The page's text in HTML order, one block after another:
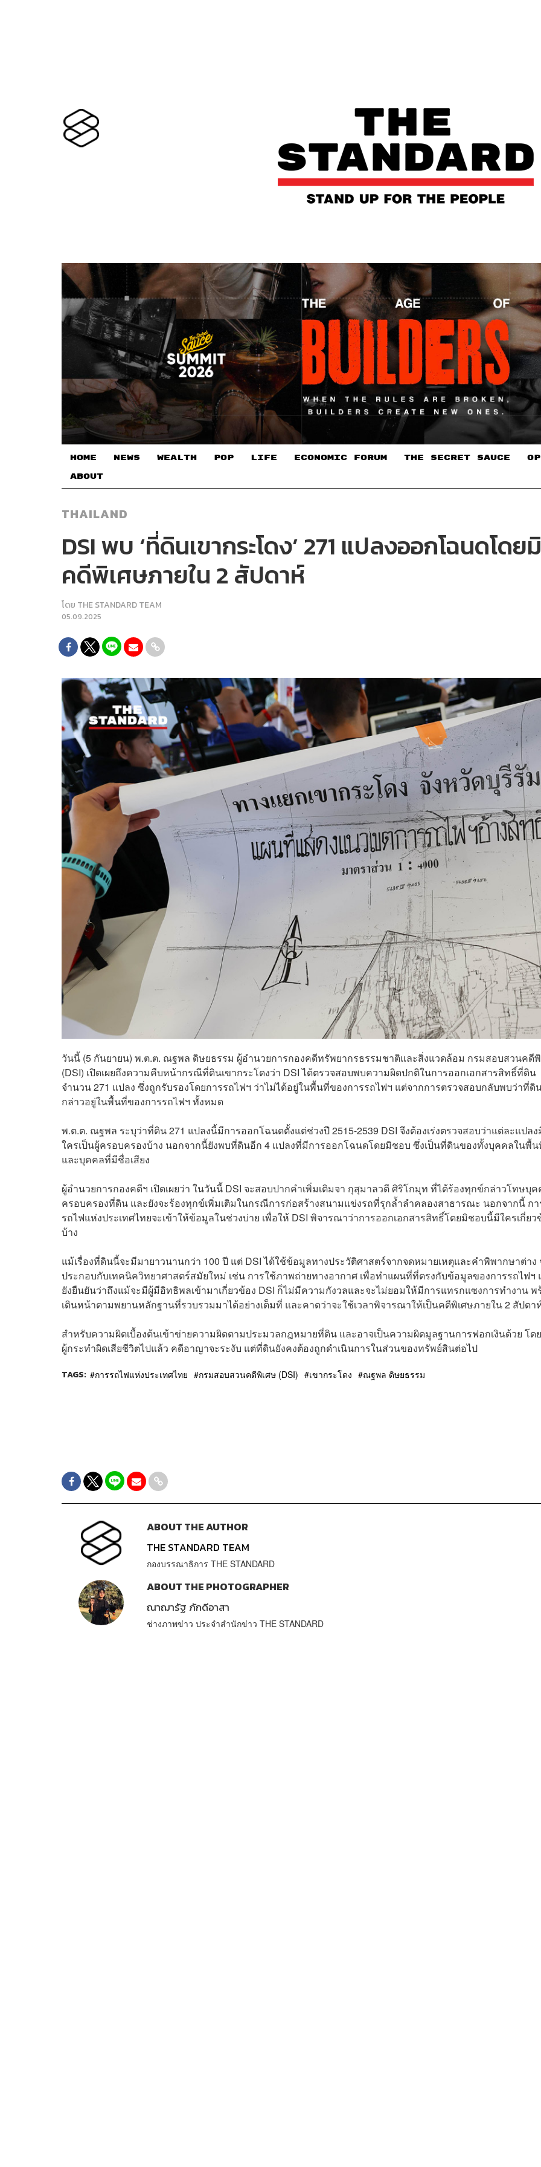
HOME NEWS WEALTH POP LIFE ECONOMIC FORUM THE SECRET SAUCE​
ABOUT
THAILAND
DSI พบ ‘ที่ดินเขากระโดง’ 271 แปลงออกโฉนดโด
คดีพิเศษภายใน 2 สัปดาห์
โดย THE STANDARD TEAM
05.09.2025
วันนี้ (5 กันยายน) พ.ต.ต. ณฐพล ดิษยธรรม ผู้อำนวยการกองคดีทรัพยากรธรรมชาติและสิ่งแวดล้อม กรมสอบสวนคดี
(DSI) เปิดเผยถึงความคืบหน้ากรณีที่ดินเขากระโดงว่า DSI ได้ตรวจสอบพบความผิดปกติในการออกเอกสารสิทธิ์ที่ดิน
จำนวน 271 แปลง ซึ่งถูกรับรองโดยการรถไฟฯ ว่าไม่ได้อยู่ในพื้นที่ของการรถไฟฯ แต่จากการตรวจสอบกลับพบว่าที่ดิ
กล่าวอยู่ในพื้นที่ของการรถไฟฯ ทั้งหมด
พ.ต.ต. ณฐพล ระบุว่าที่ดิน 271 แปลงนี้มีการออกโฉนดตั้งแต่ช่วงปี 2515-2539 DSI จึงต้องเร่งตรวจสอบว่าแต่ละแปล
ใครเป็นผู้ครอบครองบ้าง นอกจากนี้ยังพบที่ดินอีก 4 แปลงที่มีการออกโฉนดโดยมิชอบ ซึ่งเป็นที่ดินของทั้งบุคคลในพื้
และบุคคลที่มีชื่อเสียง
ผู้อำนวยการกองคดีฯ เปิดเผยว่า ในวันนี้ DSI จะสอบปากคำเพิ่มเติมจา กุสุมาลวตี ศิริโกมุท ที่ได้ร้องทุกข์กล่าวโทษบุ
ครอบครองที่ดิน และยังจะร้องทุกข์เพิ่มเติมในกรณีการก่อสร้างสนามแข่งรถที่รุกล้ำลำคลองสาธารณะ นอกจากนี้ ก
รถไฟแห่งประเทศไทยจะเข้าให้ข้อมูลในช่วงบ่าย เพื่อให้ DSI พิจารณาว่าการออกเอกสารสิทธิ์โดยมิชอบนี้มีใครเกี่ยว
บ้าง
แม้เรื่องที่ดินนี้จะมีมายาวนานกว่า 100 ปี แต่ DSI ได้ใช้ข้อมูลทางประวัติศาสตร์จากจดหมายเหตุและคำพิพากษาต่าง
ประกอบกับเทคนิควิทยาศาสตร์สมัยใหม่ เช่น การใช้ภาพถ่ายทางอากาศ เพื่อทำแผนที่ที่ตรงกับข้อมูลของการรถไฟฯ
ยังยืนยันว่าถึงแม้จะมีผู้มีอิทธิพลเข้ามาเกี่ยวข้อง DSI ก็ไม่มีความกังวลและจะไม่ยอมให้มีการแทรกแซงการทำงาน พ
เดินหน้าตามพยานหลักฐานที่รวบรวมมาได้อย่างเต็มที่ และคาดว่าจะใช้เวลาพิจารณาให้เป็นคดีพิเศษภายใน 2 สัปดา
สำหรับความผิดเบื้องต้นเข้าข่ายความผิดตามประมวลกฎหมายที่ดิน และอาจเป็นความผิดมูลฐานการฟอกเงินด้วย โด
ผู้กระทำผิดเสียชีวิตไปแล้ว คดีอาญาจะระงับ แต่ที่ดินยังคงต้องถูกดำเนินการในส่วนของทรัพย์สินต่อไป
TAGS: การรถไฟแห่งประเทศไทย กรมสอบสวนคดีพิเศษ (DSI) เขากระโดง ณฐพล ดิษยธรรม
ABOUT THE AUTHOR
THE STANDARD TEAM
กองบรรณาธิการ THE STANDARD
ABOUT THE PHOTOGRAPHER
ณาฌารัฐ ภักดีอาสา
ช่างภาพข่าว ประจำสำนักข่าว THE STANDARD